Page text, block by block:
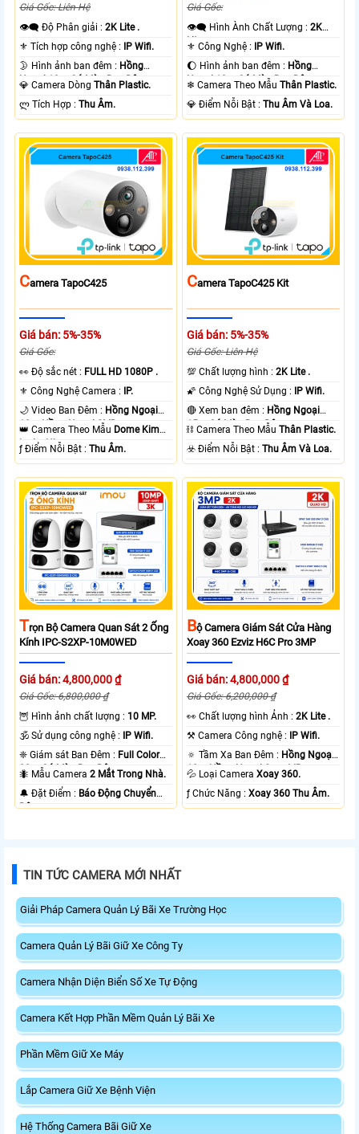
Giá Gốc: Liên Hệ
👁️‍🗨 Độ Phân giải :2K Lite .
⚜️ Tích hợp công nghệ : IP Wifi.
🌛 Hình ảnh ban đêm : Hồng
Ngoại 10m Có Màu Ban Ðêm.
💎 Camera DòngThân Plastic.
️ლ Tích Hợp :Thu Âm.
Giá Gốc:
👁️‍🗨 Hình Ành Chất Lượng :2K
Lite .
⚜️ Công Nghệ : IP Wifi.
🌔 Hình ảnh ban đêm : Hồng
Ngoại 10m Có Màu Ban Ðêm.
❄ Camera Theo MẫuThân Plastic.
️💎 Điểm Nỗi Bật :Thu Âm Và Loa.
CAmera TapoC425
Giá bán: 5%-35%
Giá Gốc:
️👀 Độ sắc nét : FULL HD 1080P .
⚜️ Công Nghệ Camera : IP.
🌙 Video Ban Đêm : Hồng Ngoại
10m Hồng Ngoại SMD.
👑 Camera Theo Mẫu Dome Kim
loại + Nhựa.
️ƒ Điểm Nỗi Bật :Thu Âm.
CAmera TapoC425 Kit
Giá bán: 5%-35%
Giá Gốc: Liên Hệ
💯 Chất lượng hình :2K Lite .
🌠 Công Nghệ Sử Dụng : IP Wifi.
🔴 Xem ban đêm : Hồng Ngoại
15m Có Màu Ban Ðêm.
⛓ Camera Theo MẫuThân Plastic.
️☣️ Điểm Nỗi Bật :Thu Âm Và Loa.
TRọn Bộ Camera Quan Sát 2 Ống
Kính IPC-S2XP-10M0WED
Giá bán: 4,800,000 ₫
Giá Gốc: 6,800,000 ₫
🦉 Hình ảnh chất lượng : 10 MP.
🕉️ Sử dụng công nghệ : IP Wifi.
❈ Giám sát Ban Đêm : Full Color
20m Có Màu Ban Ðêm.
🐜 Mẫu Camera2 Mắt Trong Nhà.
️🔔 Đặt Điểm : Báo Động Chuyển
Động.
BỘ Camera Giám Sát Cửa Hàng
Xoay 360 Ezviz H6C Pro 3MP
Giá bán: 4,800,000 ₫
Giá Gốc: 6,200,000 ₫
️👀 Chất lượng hình Ảnh :2K Lite .
⚒ Camera Công nghệ : IP Wifi.
🔅 Tầm Xa Ban Đêm : Hồng Ngoại
10m Hồng Ngoại Smart IR.
💦 Loại CameraXoay 360.
️ƒ Chức Năng :Xoay 360 Thu Âm.
TIN TỨC CAMERA MỚI NHẤT
Giải Pháp Camera Quản Lý Bãi Xe Trường Học
Camera Quản Lý Bãi Giữ Xe Công Ty
Camera Nhận Diện Biển Số Xe Tự Động
Camera Kết Hợp Phần Mềm Quản Lý Bãi Xe
Phần Mềm Giữ Xe Máy
Lắp Camera Giữ Xe Bệnh Viện
Hệ Thống Camera Bãi Giữ Xe